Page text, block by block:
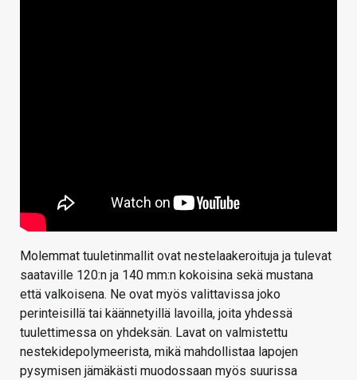
Molemmat tuuletinmallit ovat nestelaakeroituja ja tulevat
saataville 120:n ja 140 mm:n kokoisina sekä mustana
että valkoisena. Ne ovat myös valittavissa joko
perinteisillä tai käännetyillä lavoilla, joita yhdessä
tuulettimessa on yhdeksän. Lavat on valmistettu
nestekidepolymeerista, mikä mahdollistaa lapojen
pysymisen jämäkästi muodossaan myös suurissa